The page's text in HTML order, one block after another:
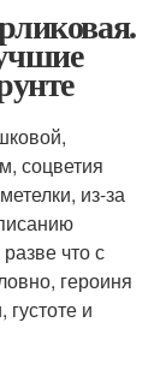
соцветия
из-за
что с
героиня
и